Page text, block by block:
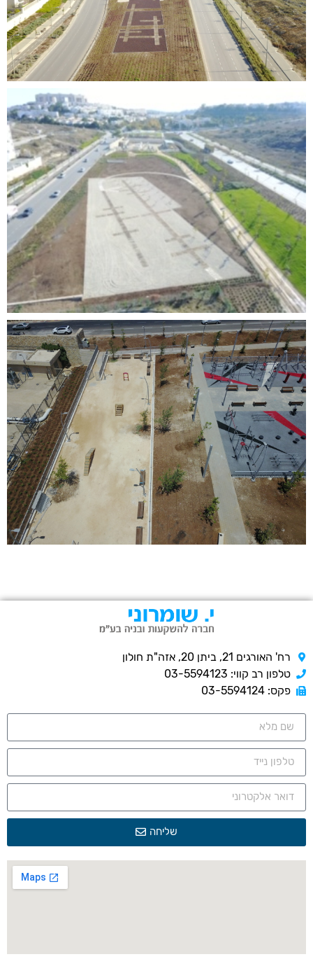
רח' האורגים 21, ביתן 20, אזה"ת חולון
טלפון רב קווי: 03-5594123
פקס: 03-5594124
שליחה